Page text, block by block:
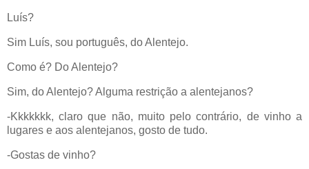
Luís?
Sim Luís, sou português, do Alentejo.
Como é? Do Alentejo?
Sim, do Alentejo? Alguma restrição a alentejanos?
-Kkkkkkk, claro que não, muito pelo contrário, de vinho a
lugares e aos alentejanos, gosto de tudo.
-Gostas de vinho?